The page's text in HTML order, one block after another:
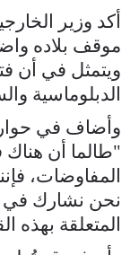
أكد وزير
موقف بلاده
ويتمثل في أن
الدبلوماسية
وأضاف في حوار
"طالما أن هناك
المفاوضات،
نحن نشارك في
المتعلقة بهذه